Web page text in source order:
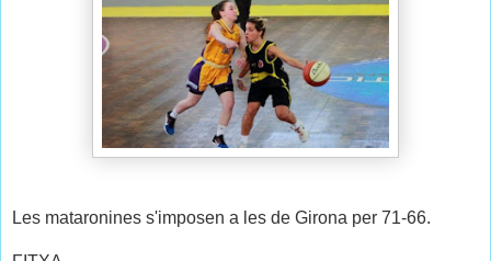
Les mataronines s'imposen a les de Girona per 71-66.